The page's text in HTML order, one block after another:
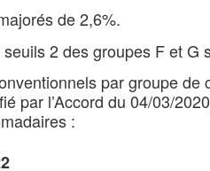
de 2,6%.
2 des groupes F et G
par groupe
par l’Accord du 04/03/
: